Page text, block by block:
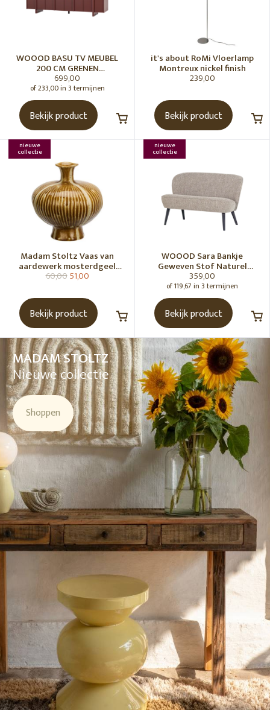
WOOOD BASU TV MEUBEL
200 CM GRENEN
BORDEAUXROOD [fsc]
699,00
of 233,00 in 3 termijnen
Bekijk product
it's about RoMi Vloerlamp
Montreux nickel finish
239,00
Bekijk product
nieuwe
collectie
Madam Stoltz Vaas van
aardewerk mosterdgeel
naturel
60,0051,00
Bekijk product
nieuwe
collectie
WOOOD Sara Bankje
Geweven Stof Naturel
Melange [Fsc]
359,00
of 119,67 in 3 termijnen
Bekijk product
MADAM STOLTZ
Nieuwe collectie
Shoppen